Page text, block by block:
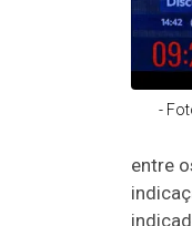
-
entre